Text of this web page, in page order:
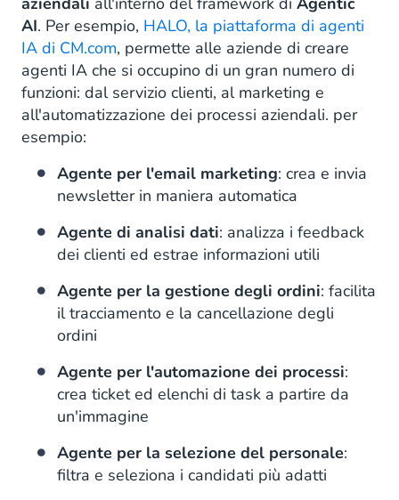
AI. Per esempio, HALO, la piattaforma di agenti
IA di CM.com, permette alle aziende di creare
agenti IA che si occupino di un gran numero di
funzioni: dal servizio clienti, al marketing e
all'automatizzazione dei processi aziendali. per
esempio:
Agente per l'email marketing: crea e invia
newsletter in maniera automatica
Agente di analisi dati: analizza i feedback
dei clienti ed estrae informazioni utili
Agente per la gestione degli ordini: facilita
il tracciamento e la cancellazione degli
ordini
Agente per l'automazione dei processi:
crea ticket ed elenchi di task a partire da
un'immagine
Agente per la selezione del personale:
filtra e seleziona i candidati più adatti